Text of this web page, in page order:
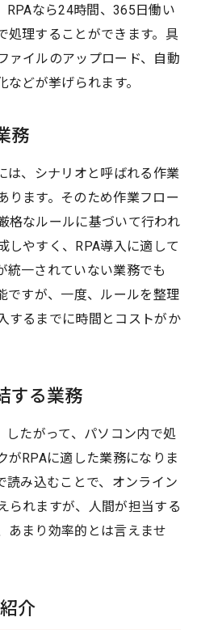
RPAなら24時間、365日働い
処理することができます。具
ァイルのアップロード、自動
どが挙げられます。
務
は、シナリオと呼ばれる作業
ります。そのため作業フロー
格なルールに基づいて行われ
しやすく、RPA導入に適して
統一されていない業務でも
ですが、一度、ルールを整理
するまでに時間とコストがか
する業務
したがって、パソコン内で処
がRPAに適した業務になりま
読み込むことで、オンライン
られますが、人間が担当する
あまり効率的とは言えませ
介